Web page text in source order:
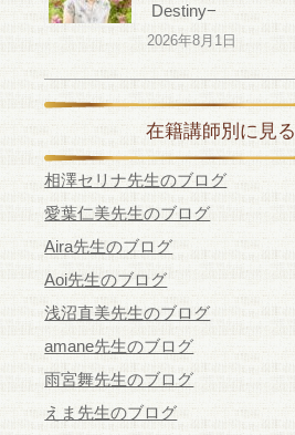
Destiny−
2026年8月1日
在籍講師別に見る
相澤セリナ先生のブログ
愛葉仁美先生のブログ
Aira先生のブログ
Aoi先生のブログ
浅沼直美先生のブログ
amane先生のブログ
雨宮舞先生のブログ
えま先生のブログ